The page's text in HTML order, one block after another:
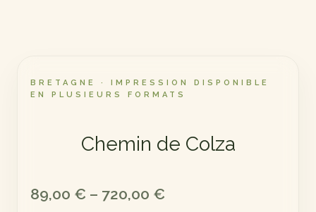
BRETAGNE · IMPRESSION DISPONIBLE
EN PLUSIEURS FORMATS
Chemin de Colza
89,00 € – 720,00 €
Plage